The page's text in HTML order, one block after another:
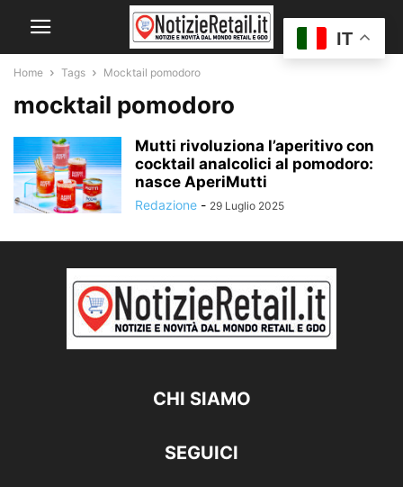
Home Tags Mocktail pomodoro
mocktail pomodoro
Mutti rivoluziona l’aperitivo con
cocktail analcolici al pomodoro:
nasce AperiMutti
Redazione - 29 Luglio 2025
CHI SIAMO
SEGUICI
IT